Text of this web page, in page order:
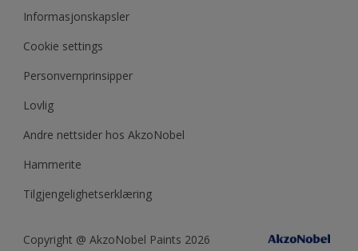
Mine sider
Informasjonskapsler
Cookie settings
Personvernprinsipper
Lovlig
Andre nettsider hos AkzoNobel
Hammerite
Tilgjengelighetserklæring
Copyright @ AkzoNobel Paints 2026